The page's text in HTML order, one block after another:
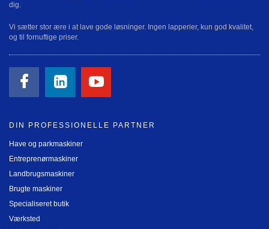
dig.
Vi sætter stor ære i at lave gode løsninger. Ingen lapperier, kun god kvalitet,
og til fornuftige priser.
DIN PROFESSIONELLE PARTNER
Have og parkmaskiner
Entreprenørmaskiner
Landbrugsmaskiner
Brugte maskiner
Specialiseret butik
Værksted